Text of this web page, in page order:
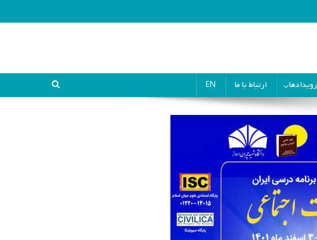
رویدادها ارتباط با ما EN